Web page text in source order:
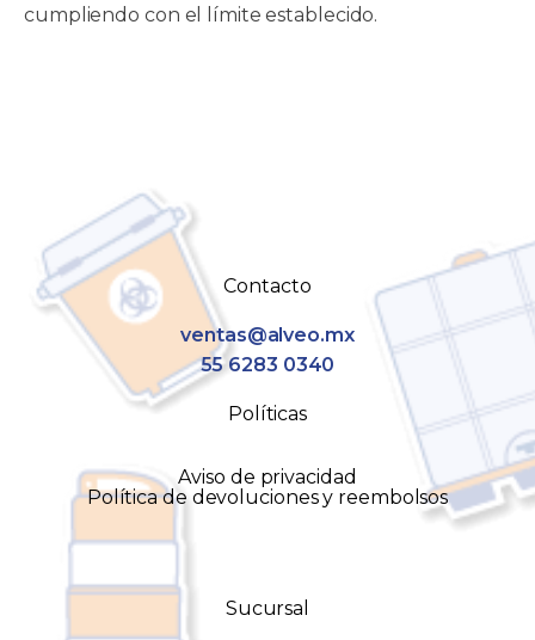
cumpliendo con el límite establecido. ​​
Contacto
ventas@alveo.mx
55 6283 0340
Políticas
Aviso de privacidad
Política de devoluciones y reembolsos
Sucursal